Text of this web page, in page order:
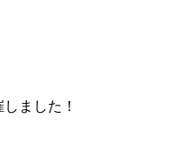
ました！